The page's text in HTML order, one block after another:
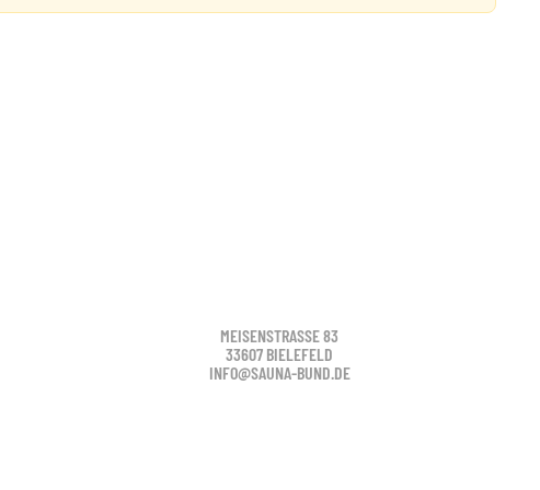
MEISENSTRASSE 83
33607 BIELEFELD
INFO@SAUNA-BUND.DE